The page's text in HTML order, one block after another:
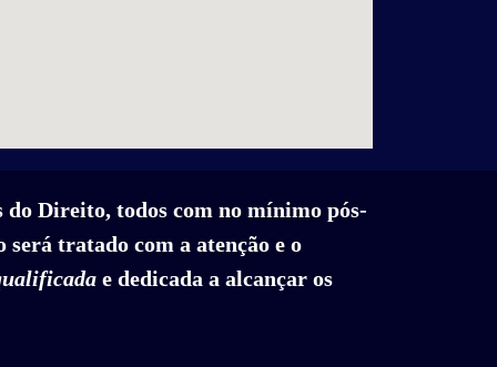
do Direito, todos com no mínimo pós-
será tratado com a atenção e o
e dedicada a alcançar os